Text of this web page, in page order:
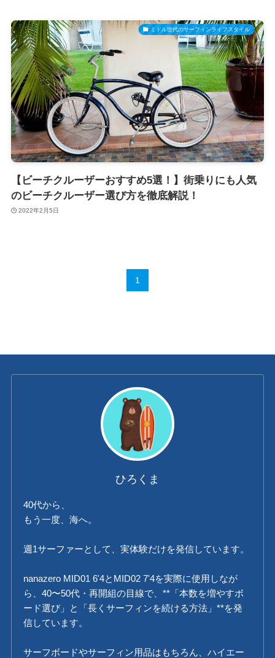
ミドル世代のサーフィンライフスタイル
【ビーチクルーザーおすすめ5選！】街乗りにも人気
のビーチクルーザー選び方を徹底解説！
2022年2月5日
1
ひろくま
40代から、
もう一度、海へ。
週1サーファーとして、実体験だけを発信しています。
nanazero MID01 6'4とMID02 7'4を実際に使用しなが
ら、40〜50代・再開組の目線で、**「本数を増やすボ
ード選び」と「長くサーフィンを続ける方法」**を発
信しています。
サーフボードやサーフィン用品はもちろん、ハイエー